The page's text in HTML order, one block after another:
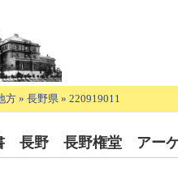
方 » 長野県 » 220919011
長野 長野権堂 アー